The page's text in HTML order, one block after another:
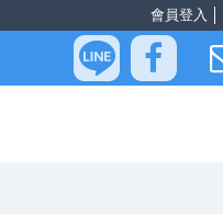
會員登入